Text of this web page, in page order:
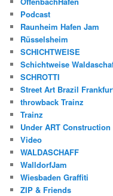
Podcast
Raunheim Hafen Jam
Rüsselsheim
SCHICHTWEISE
Schichtweise
SCHROTTI
Street Art Brazil
throwback Trainz
Trainz
Under ART Construction
Video
WALDASCHAFF
WalldorfJam
Wiesbaden Graffiti
ZIP & Friends